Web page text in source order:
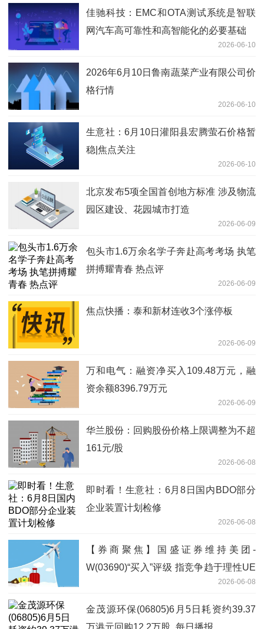
佳驰科技：EMC和OTA测试系统是智联
网汽车高可靠性和高智能化的必要基础
2026-06-10
2026年6月10日鲁南蔬菜产业有限公司价
格行情
2026-06-10
生意社：6月10日灌阳县宏腾萤石价格暂
稳|焦点关注
2026-06-10
北京发布5项全国首创地方标准 涉及物流
园区建设、花园城市打造
2026-06-09
包头市1.6万余名学子奔赴高考考场 执笔
拼搏耀青春 热点评
2026-06-09
焦点快播：泰和新材连收3个涨停板
2026-06-09
万和电气：融资净买入109.48万元，融
资余额8396.79万元
2026-06-09
华兰股份：回购股份价格上限调整为不超
161元/股
2026-06-08
即时看！生意社：6月8日国内BDO部分
企业装置计划检修
2026-06-08
【券商聚焦】国盛证券维持美团-
W(03690)“买入”评级 指竞争趋于理性UE
2026-06-08
金茂源环保(06805)6月5日耗资约39.37
万港元回购12.2万股_每日播报